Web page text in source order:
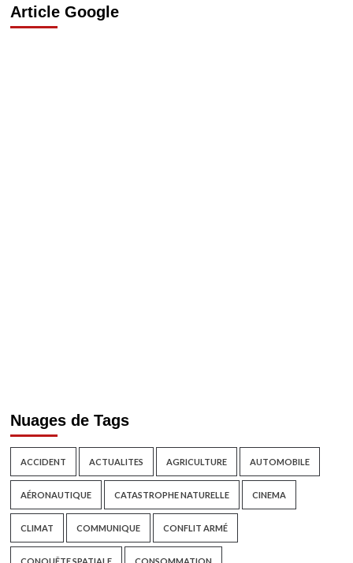
Article Google
Nuages de Tags
ACCIDENT ACTUALITES AGRICULTURE AUTOMOBILE
AÉRONAUTIQUE CATASTROPHE NATURELLE CINEMA
CLIMAT COMMUNIQUE CONFLIT ARMÉ